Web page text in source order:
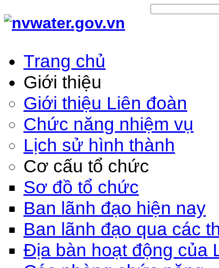
Trang chủ
Giới thiệu
Giới thiệu Liên đoàn
Chức năng nhiệm vụ
Lịch sử hình thành
Cơ cấu tổ chức
Sơ đồ tổ chức
Ban lãnh đạo hiện nay
Ban lãnh đạo qua các
Địa bàn hoạt động của